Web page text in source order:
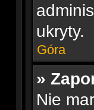
ukryty.
Góra
»
Nie